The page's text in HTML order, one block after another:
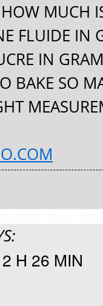
MUCH
FLUIDE IN
IN
BAKE SO
H 26 MIN